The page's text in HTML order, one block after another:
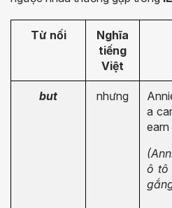
Từ nối
Nghĩa
tiếng
Việt
but nhưng
a car
earn
ô tô